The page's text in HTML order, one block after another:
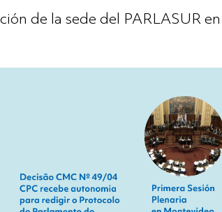
de la sede del PARLASUR